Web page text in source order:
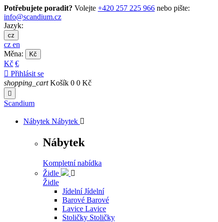
Potřebujete poradit? Volejte +420 257 225 966 nebo pište:
info@scandium.cz
Jazyk:
cz
cz en
Měna:
Kč
Kč €
 Přihlásit se
shopping_cart Košík 0 0 Kč

Scandium
Nábytek Nábytek 
Nábytek
Kompletní nabídka
Židle

Židle
Jídelní Jídelní
Barové Barové
Lavice Lavice
Stoličky Stoličky